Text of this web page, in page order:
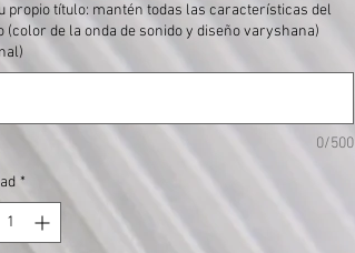
propio título: mantén todas las características del
(color de la onda de sonido y diseño varyshana)
0/500
*